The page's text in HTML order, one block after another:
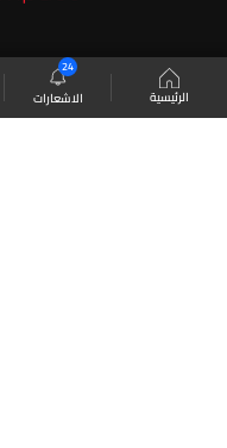
الرئيسية الاشعارات
24
موقع البرامج